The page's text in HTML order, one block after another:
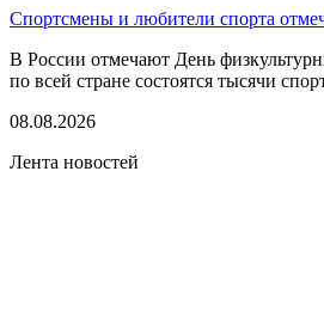
Спортсмены и любители спорта
В России отмечают День
по всей стране состоятся тысячи
08.08.2026
Лента новостей